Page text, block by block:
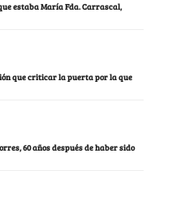
estaba María Fda. Carrascal,
que criticar la puerta por la que
60 años después de haber sido